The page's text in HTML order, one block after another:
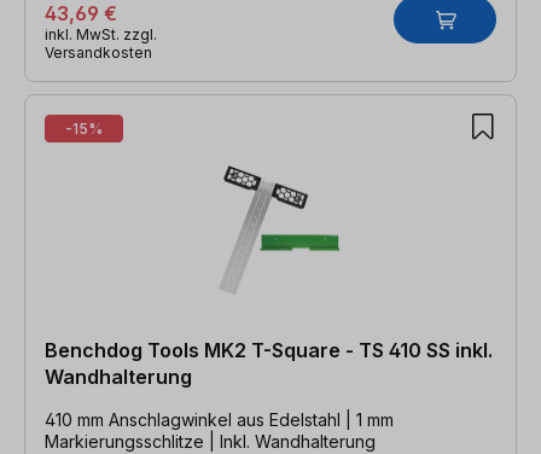
43,69 €
inkl. MwSt. zzgl.
Versandkosten
-15%
Benchdog Tools MK2 T-Square - TS 410 SS inkl.
Wandhalterung
410 mm Anschlagwinkel aus Edelstahl | 1 mm
Markierungsschlitze | Inkl. Wandhalterung